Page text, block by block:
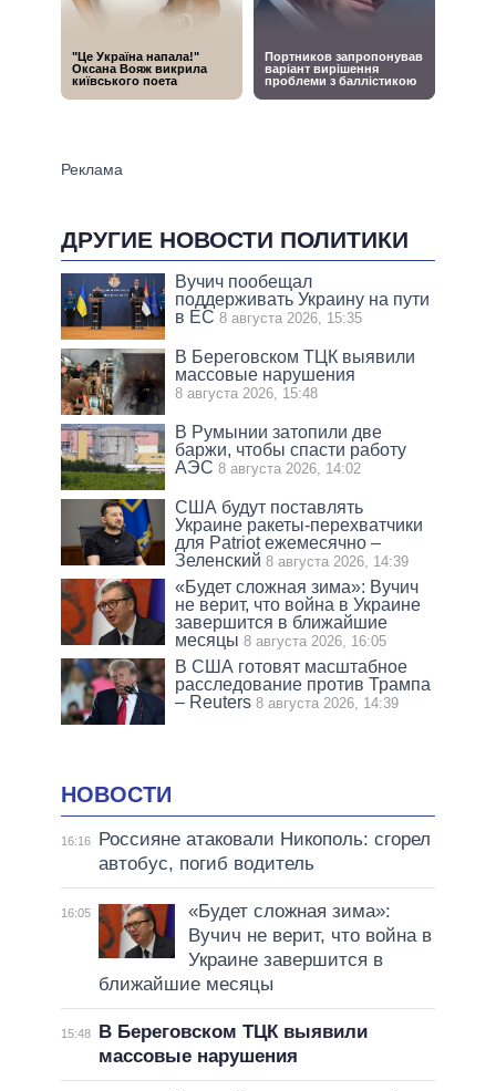
ДРУГИЕ НОВОСТИ ПОЛИТИКИ
Вучич пообещал
поддерживать Украину на пути
в ЕС 8 августа 2026, 15:35
В Береговском ТЦК выявили
массовые нарушения
8 августа 2026, 15:48
В Румынии затопили две
баржи, чтобы спасти работу
АЭС 8 августа 2026, 14:02
США будут поставлять
Украине ракеты-перехватчики
для Patriot ежемесячно –
Зеленский 8 августа 2026, 14:39
«Будет сложная зима»: Вучич
не верит, что война в Украине
завершится в ближайшие
месяцы 8 августа 2026, 16:05
В США готовят масштабное
расследование против Трампа
– Reuters 8 августа 2026, 14:39
НОВОСТИ
16:16
Россияне атаковали Никополь: сгорел
автобус, погиб водитель
16:05
«Будет сложная зима»:
Вучич не верит, что война в
Украине завершится в
ближайшие месяцы
15:48
В Береговском ТЦК выявили
массовые нарушения